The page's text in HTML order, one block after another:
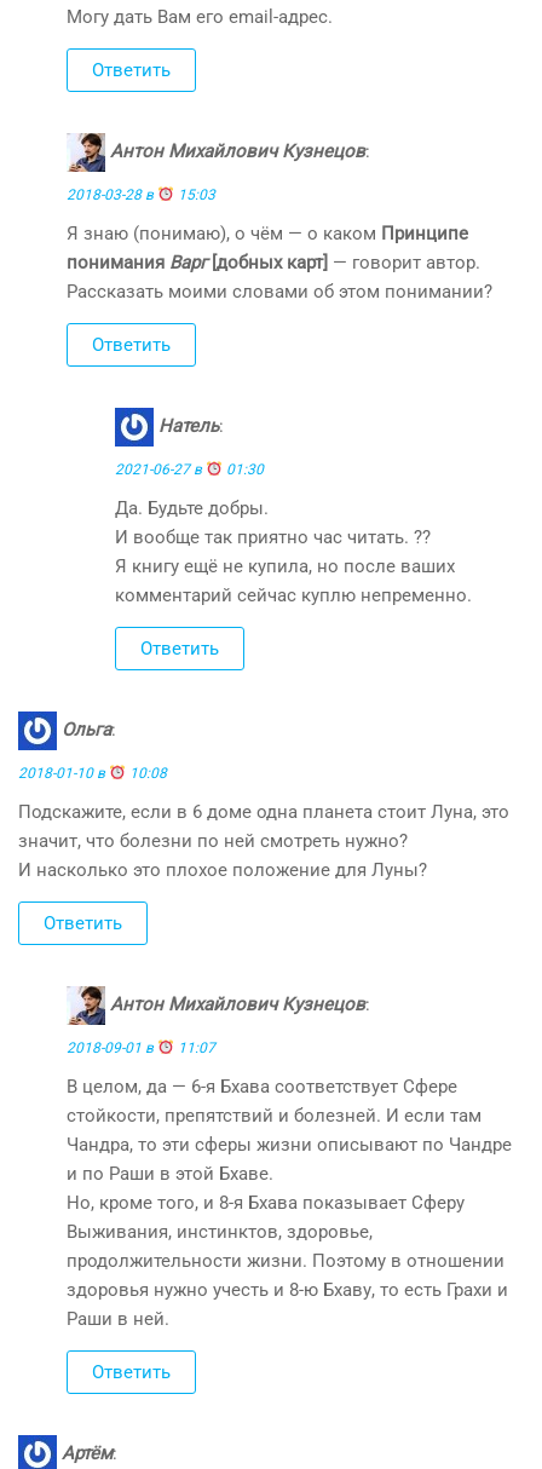
Могу дать Вам его email-адрес.
Ответить
Антон Михайлович Кузнецов:
2018-03-28 в 15:03
Я знаю (понимаю), о чём — о каком Принципе
понимания Варг[добных карт] — говорит автор.
Рассказать моими словами об этом понимании?
Ответить
Натель:
2021-06-27 в 01:30
Да. Будьте добры.
И вообще так приятно час читать. ??
Я книгу ещё не купила, но после ваших
комментарий сейчас куплю непременно.
Ответить
Ольга:
2018-01-10 в 10:08
Подскажите, если в 6 доме одна планета стоит Луна, это
значит, что болезни по ней смотреть нужно?
И насколько это плохое положение для Луны?
Ответить
Антон Михайлович Кузнецов:
2018-09-01 в 11:07
В целом, да — 6-я Бхава соответствует Сфере
стойкости, препятствий и болезней. И если там
Чандра, то эти сферы жизни описывают по Чандре
и по Раши в этой Бхаве.
Но, кроме того, и 8-я Бхава показывает Сферу
Выживания, инстинктов, здоровье,
продолжительности жизни. Поэтому в отношении
здоровья нужно учесть и 8-ю Бхаву, то есть Грахи и
Раши в ней.
Ответить
Артём: